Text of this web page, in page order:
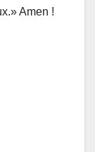
Amen !